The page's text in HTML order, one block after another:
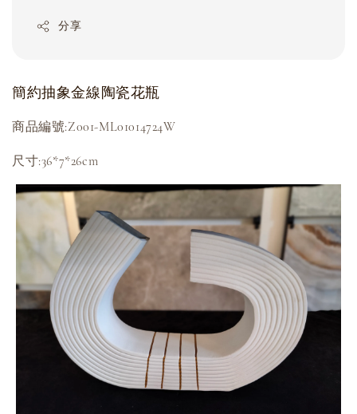
分享
簡約抽象金線陶瓷花瓶
商品編號:Z001-ML01014724W
尺寸:36*7*26cm